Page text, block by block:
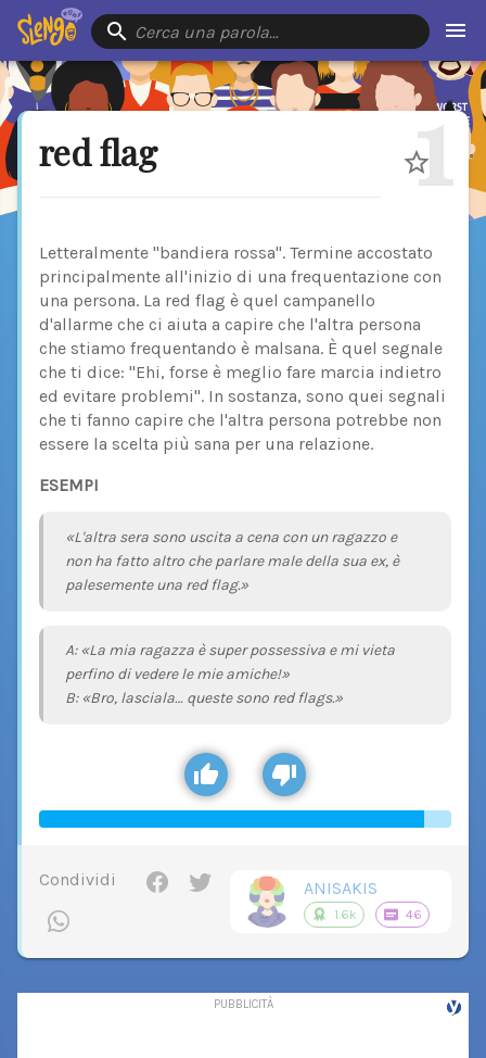
Cerca una parola…
red flag 1
Letteralmente "bandiera rossa". Termine accostato
principalmente all'inizio di una frequentazione con
una persona. La red flag è quel campanello
d'allarme che ci aiuta a capire che l'altra persona
che stiamo frequentando è malsana. È quel segnale
che ti dice: "Ehi, forse è meglio fare marcia indietro
ed evitare problemi". In sostanza, sono quei segnali
che ti fanno capire che l'altra persona potrebbe non
essere la scelta più sana per una relazione.
ESEMPI
«L'altra sera sono uscita a cena con un ragazzo e
non ha fatto altro che parlare male della sua ex, è
palesemente una red flag.»
A: «La mia ragazza è super possessiva e mi vieta
perfino di vedere le mie amiche!»
B: «Bro, lasciala… queste sono red flags.»
Condividi ANISAKIS
1.6k 46